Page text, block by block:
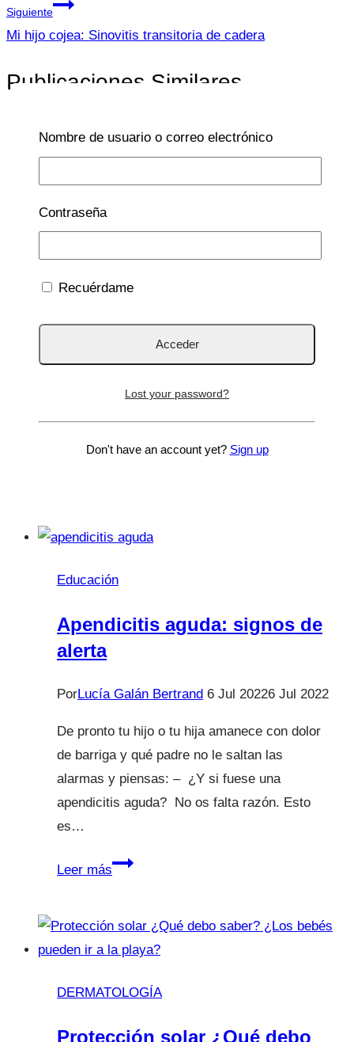
entradas
Siguiente
Mi hijo cojea: Sinovitis transitoria de cadera
Publicaciones Similares
Angiomas infantiles
PorLucía Galán Bertrand
Esa manchita roja que preocupa a tantas
familias Hay pocas cosas que asusten más a
unos padres que descubrir una manchita roja
Educación
Apendicitis aguda: signos de
alerta
PorLucía Galán Bertrand 6 Jul 20226 Jul 2022
De pronto tu hijo o tu hija amanece con dolor
de barriga y qué padre no le saltan las
alarmas y piensas: – ¿Y si fuese una
apendicitis aguda? No os falta razón. Esto
es…
Leer másApendicitis
de
alerta
DERMATOLOGÍA
Protección solar ¿Qué debo
Nombre de usuario o correo electrónico
Contraseña
Recuérdame
Lost your password?
Don't have an account yet? Sign up